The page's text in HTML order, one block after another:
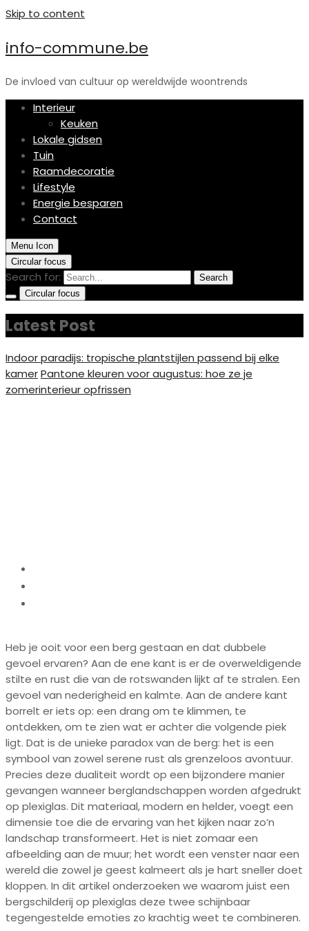
Skip to content
info-commune.be
De invloed van cultuur op wereldwijde woontrends
Interieur
Keuken
Lokale gidsen
Tuin
Raamdecoratie
Lifestyle
Energie besparen
Contact
Menu Icon
Circular focus
Search for:
Search
Circular focus
Latest Post
Indoor paradijs: tropische plantstijlen passend bij elke
kamerPantone kleuren voor augustus: hoe ze je
zomerinterieur opfrissen
Heb je ooit voor een berg gestaan en dat dubbele
gevoel ervaren? Aan de ene kant is er de overweldigende
stilte en rust die van de rotswanden lijkt af te stralen. Een
gevoel van nederigheid en kalmte. Aan de andere kant
borrelt er iets op: een drang om te klimmen, te
ontdekken, om te zien wat er achter die volgende piek
ligt. Dat is de unieke paradox van de berg: het is een
symbool van zowel serene rust als grenzeloos avontuur.
Precies deze dualiteit wordt op een bijzondere manier
gevangen wanneer berglandschappen worden afgedrukt
op plexiglas. Dit materiaal, modern en helder, voegt een
dimensie toe die de ervaring van het kijken naar zo’n
landschap transformeert. Het is niet zomaar een
afbeelding aan de muur; het wordt een venster naar een
wereld die zowel je geest kalmeert als je hart sneller doet
kloppen. In dit artikel onderzoeken we waarom juist een
bergschilderij op plexiglas deze twee schijnbaar
tegengestelde emoties zo krachtig weet te combineren.